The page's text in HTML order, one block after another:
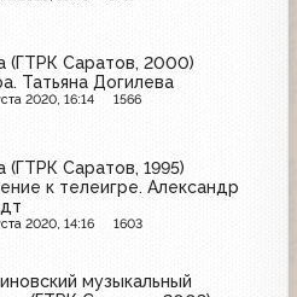
(ГТРК Саратов, 2000)
Татьяна Догилева
2020, 16:14 1566
(ГТРК Саратов, 1995)
к телеигре. Александр
2020, 14:16 1603
музыкальный